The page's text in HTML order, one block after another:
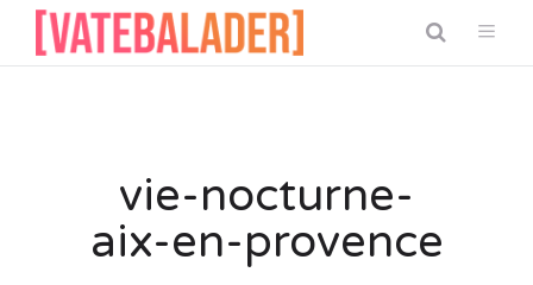
vie-nocturne-
aix-en-provence